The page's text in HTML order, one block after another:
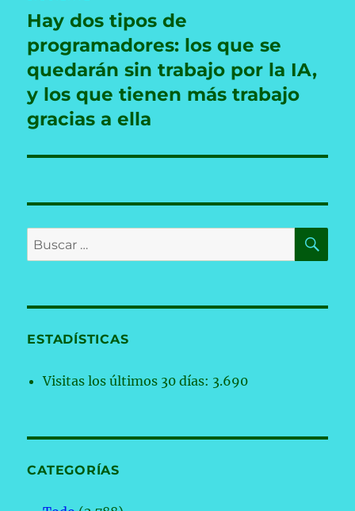
Entrada
siguiente:
Hay dos tipos de
programadores: los que se
quedarán sin trabajo por la IA,
y los que tienen más trabajo
gracias a ella
Buscar
por:
ESTADÍSTICAS
Visitas los últimos 30 días: 3.690
CATEGORÍAS